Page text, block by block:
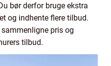
bør derfor bruge ekstra
og indhente flere tilbud.
pris og
tilbud.